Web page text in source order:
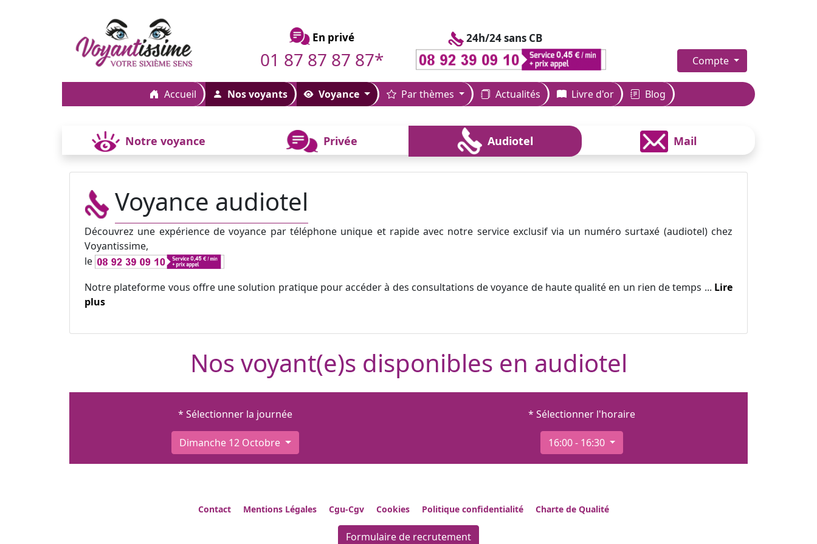
En privé
01 87 87 87 87*
24h/24 sans CB
Compte
Accueil Nos voyants Voyance Par thèmes Actualités Livre d'or Blog
Notre voyance Privée Audiotel Mail
Voyance audiotel
Découvrez une expérience de voyance par téléphone unique et rapide avec notre service exclusif via un numéro surtaxé (audiotel) chez
Voyantissime,
le
Notre plateforme vous offre une solution pratique pour accéder à des consultations de voyance de haute qualité en un rien de temps ... Lire
plus
Nos voyant(e)s disponibles en audiotel
* Sélectionner la journée
Dimanche 12 Octobre
* Sélectionner l'horaire
16:00 - 16:30
Contact Mentions Légales Cgu-Cgv Cookies Politique confidentialité Charte de Qualité
Formulaire de recrutement